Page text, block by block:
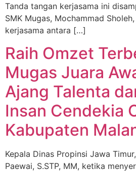
Tanda tangan kerjasama ini
SMK Mugas, Mochammad
kerjasama antara […]
Raih Omzet
Mugas Juara
Ajang Talenta
Insan Cendekia
Kabupaten
Kepala Dinas Propinsi Jawa
Paewai, S.STP, MM, ketika